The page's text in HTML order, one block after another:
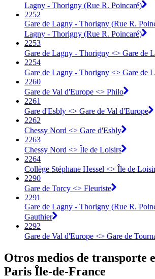
Lagny - Thorigny (Rue R. Poincaré)
2252
Gare de Lagny - Thorigny (Rue R.
Lagny - Thorigny (Rue R. Poincaré)
2253
Gare de Lagny - Thorigny <> Gare de
2254
Gare de Lagny - Thorigny <> Gare de
2260
Gare de Val d'Europe <> Philo
2261
Gare d'Esbly <> Gare de Val d'Europe
2262
Chessy Nord <> Gare d'Esbly
2263
Chessy Nord <> Île de Loisirs
2264
Collège Stéphane Hessel <> Île de
2290
Gare de Torcy <> Fleuriste
2291
Gare de Lagny - Thorigny (Rue R.
Gauthier
2292
Gare de Val d'Europe <> Gare de
Otros medios de transporte
Paris Île-de-France